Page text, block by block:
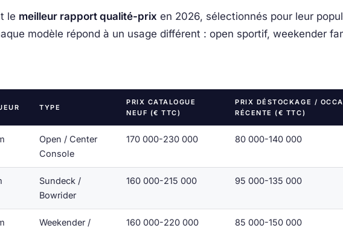
le meilleur rapport qualité-prix en 2026, sélectionnés pour leur
modèle répond à un usage différent : open sportif, weekender
TYPE
PRIX CATALOGUE
NEUF (€ TTC)
PRIX DÉSTOCKAGE /
RÉCENTE (€ TTC)
Open / Center
Console
170 000-230 000 80 000-140 000
Sundeck /
Bowrider
160 000-215 000 95 000-135 000
Weekender /
160 000-220 000 85 000-150 000